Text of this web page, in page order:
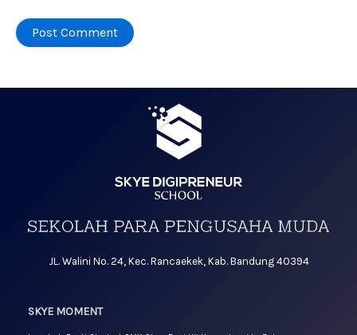
JL. Walini No. 24, Kec. Rancaekek, Kab. Bandung 40394
SKYE MOMENT